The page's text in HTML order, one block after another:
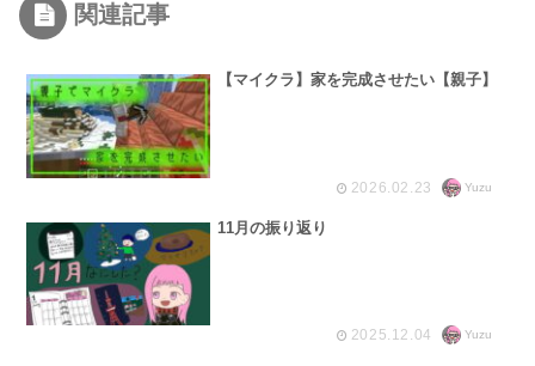
関連記事
【マイクラ】家を完成させたい【親子】
2026.02.23 Yuzu
11月の振り返り
2025.12.04 Yuzu